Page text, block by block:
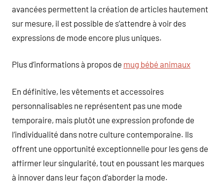
avancées permettent la création de articles hautement
sur mesure, il est possible de s’attendre à voir des
expressions de mode encore plus uniques.
Plus d’informations à propos de mug bébé animaux
En définitive, les vêtements et accessoires
personnalisables ne représentent pas une mode
temporaire, mais plutôt une expression profonde de
l’individualité dans notre culture contemporaine. Ils
offrent une opportunité exceptionnelle pour les gens de
affirmer leur singularité, tout en poussant les marques
à innover dans leur façon d’aborder la mode.